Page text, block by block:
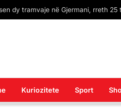
Kuriozitete Sport